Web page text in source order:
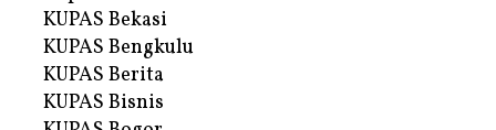
KUPAS Bekasi
KUPAS Bengkulu
KUPAS Berita
KUPAS Bisnis